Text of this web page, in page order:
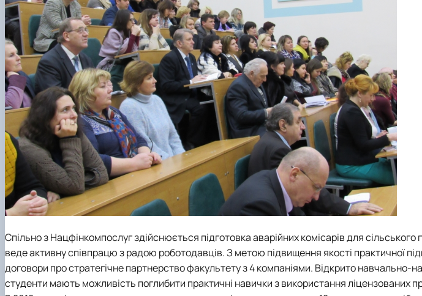
Спільно з Нацфінкомпослуг здійснюється підготовка аварійних комісарів для сільського
веде активну співпрацю з радою роботодавців. З метою підвищення якості практичної
договори про стратегічне партнерство факультету з 4 компаніями. Відкрито навчально-
студенти мають можливість поглибити практичні навички з використання ліцензованих